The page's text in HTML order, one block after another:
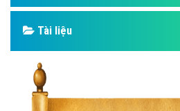
Tài liệu